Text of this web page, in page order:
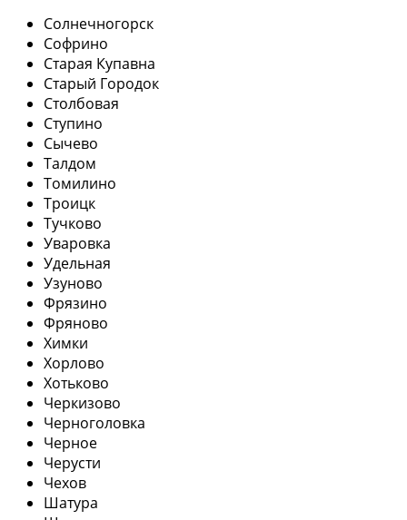
Солнечногорск
Софрино
Старая Купавна
Старый Городок
Столбовая
Ступино
Сычево
Талдом
Томилино
Троицк
Тучково
Уваровка
Удельная
Узуново
Фрязино
Фряново
Химки
Хорлово
Хотьково
Черкизово
Черноголовка
Черное
Черусти
Чехов
Шатура